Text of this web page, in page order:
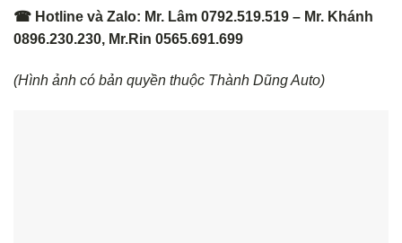
☎ Hotline và Zalo: Mr. Lâm 0792.519.519 – Mr. Khánh
0896.230.230, Mr.Rin 0565.691.699
(Hình ảnh có bản quyền thuộc Thành Dũng Auto)